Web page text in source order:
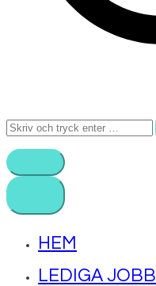
Sök
HEM
LEDIGA JOBB